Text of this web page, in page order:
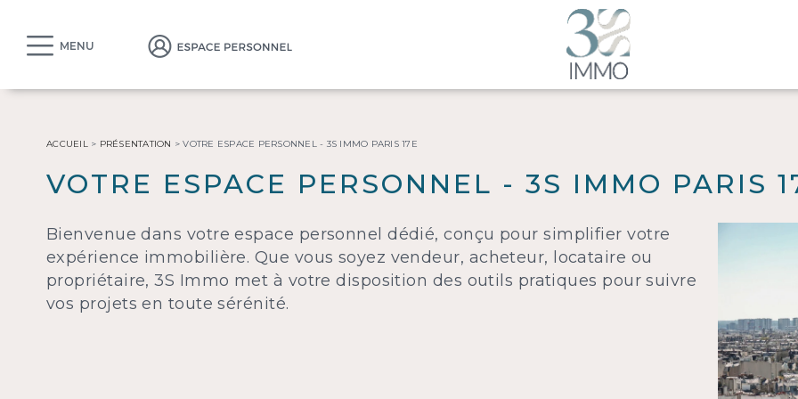
MENU
ACCUEIL> PRÉSENTATION >VOTRE ESPACE PERSONNEL - 3S IMMO PARIS 17E
VOTRE ESPACE PERSONNEL - 3S IMMO PARIS
Bienvenue dans votre espace personnel dédié, conçu pour simplifier votre
expérience immobilière. Que vous soyez vendeur, acheteur, locataire ou
propriétaire, 3S Immo met à votre disposition des outils pratiques pour suivre
vos projets en toute sérénité.